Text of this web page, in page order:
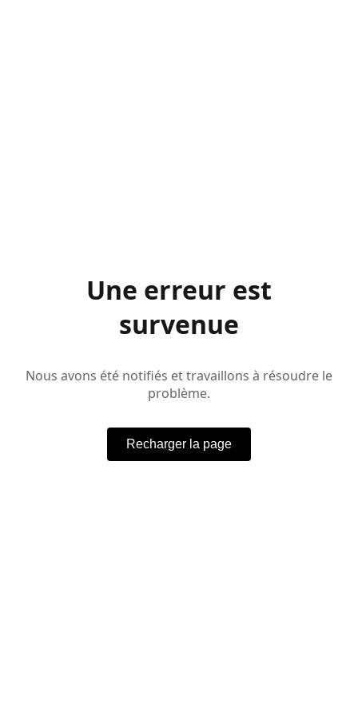
Une erreur est
survenue
Nous avons été notifiés et travaillons à résoudre le
problème.
Recharger la page